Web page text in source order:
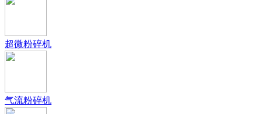
超微粉碎机
气流粉碎机